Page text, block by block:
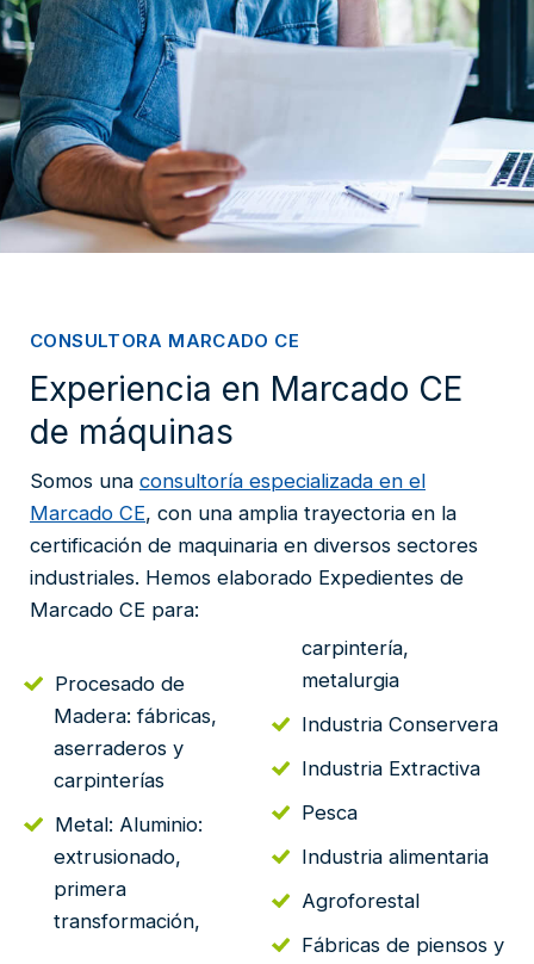
CONSULTORA MARCADO CE
Experiencia en Marcado CE
de máquinas
Somos una consultoría especializada en el
Marcado CE, con una amplia trayectoria en la
certificación de maquinaria en diversos sectores
industriales. Hemos elaborado Expedientes de
Marcado CE para:
Procesado de
Madera: fábricas,
aserraderos y
carpinterías
Metal: Aluminio:
extrusionado,
primera
transformación,
carpintería,
metalurgia
Industria Conservera
Industria Extractiva
Pesca
Industria alimentaria
Agroforestal
Fábricas de piensos y